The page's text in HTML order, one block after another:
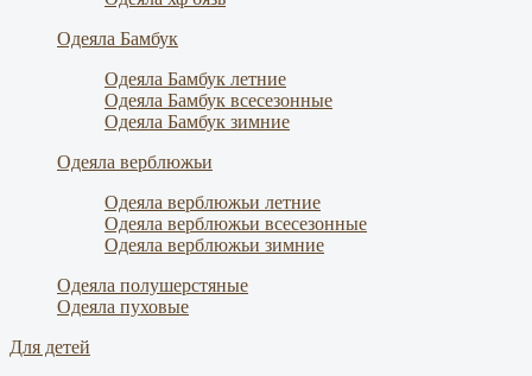
Одеяла Бамбук
Одеяла Бамбук летние
Одеяла Бамбук всесезонные
Одеяла Бамбук зимние
Одеяла верблюжьи
Одеяла верблюжьи летние
Одеяла верблюжьи всесезонные
Одеяла верблюжьи зимние
Одеяла полушерстяные
Одеяла пуховые
Для детей